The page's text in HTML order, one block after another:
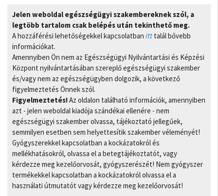
Jelen weboldal egészségügyi szakembereknek szól, a
legtöbb tartalom csak belépés után tekinthető meg.
A hozzáférési lehetőségekkel kapcsolatban itt talál bővebb
információkat.
Amennyiben Ön nem az Egészségügyi Nyilvántartási és Képzési
Központ nyilvántartásában szereplő egészségügyi szakember
és/vagy nem az egészségügyben dolgozik, a következő
figyelmeztetés Önnek szól.
Figyelmeztetés!Az oldalon található információk, amennyiben
azt - jelen weboldal kiadója szándékai ellenére - nem
egészségügyi szakember olvassa, tájékoztató jellegűek,
semmilyen esetben sem helyettesítik szakember véleményét!
Gyógyszerekkel kapcsolatban a kockázatokról és
mellékhatásokról, olvassa el a betegtájékoztatót, vagy
kérdezze meg kezelőorvosát, gyógyszerészét! Nem gyógyszer
termékekkel kapcsolatban a kockázatokról olvassa el a
használati útmutatót vagy kérdezze meg kezelőorvosát!